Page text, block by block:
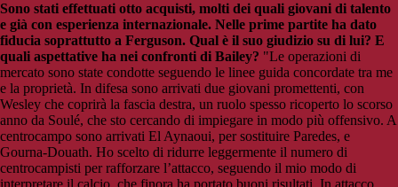
Sono stati effettuati otto acquisti, molti dei quali giovani di talento
e già con esperienza internazionale. Nelle prime partite ha dato
fiducia soprattutto a Ferguson. Qual è il suo giudizio su di lui? E
quali aspettative ha nei confronti di Bailey? "Le operazioni di
mercato sono state condotte seguendo le linee guida concordate tra me
e la proprietà. In difesa sono arrivati due giovani promettenti, con
Wesley che coprirà la fascia destra, un ruolo spesso ricoperto lo scorso
anno da Soulé, che sto cercando di impiegare in modo più offensivo. A
centrocampo sono arrivati El Aynaoui, per sostituire Paredes, e
Gourna-Douath. Ho scelto di ridurre leggermente il numero di
centrocampisti per rafforzare l’attacco, seguendo il mio modo di